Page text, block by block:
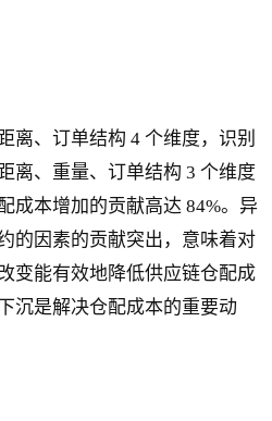
离、订单结构 4 个维度，识别
离、重量、订单结构 3 个维度
成本增加的贡献高达 84%。异
的因素的贡献突出，意味着对
变能有效地降低供应链仓配成
沉是解决仓配成本的重要动